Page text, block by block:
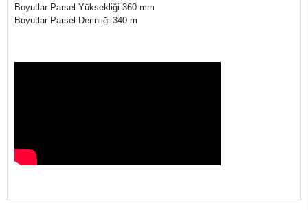
Boyutlar Parsel Yüksekliği 360 mm
Boyutlar Parsel Derinliği 340 m